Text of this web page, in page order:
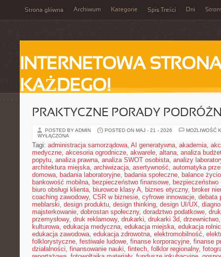
Strona główna Archiwum Kategorie Spis Treści Dni
INTERNETOWA
KAŻDEGO!
PRAKTYCZNE PORADY
POSTED BY ADMIN POSTED ON MAJ - 21 - 2026
MOŻLIWOŚĆ
WYŁĄCZONA
Tagi: administracja samorządowa, AI generatywna, akademia,
medyczne, akcesoria ogrodnicze, akwarele, altana, analiza
popytu, analiza prawna, analiza SWOT osobista, analizy
architektura miejska, archiwizacja, asertywność, automatyka
domowa, badania laboratoryjne, badania społeczne, balance
bankowość mobilna, bezpieczeństwo finansowe, bezpieczeństwo
biuro obsługi klienta, biurowce klasy A, biznes etyczny, broker
coaching zawodowy, CSR w biznesie, cyfrowe innowacje, debata
meblarski, design produktu, design thinking, design UI/UX,
majsterkowanie, dobrostan społeczny, doradztwo podatkowe,
przemysłowy, druk reklamowy, drukarki, drukarki 3d, drzewnictwo
kulturowa, edukacja medyczna, edukacja miejska, edukacja
edukacja zawodowa, edukacja zdrowotna, elektromobilność,
folklorystyczne, festiwale ludowe, finanse korporacyjne, finanse
działalności, finansowanie nauki, fintech, folklor regionalny,